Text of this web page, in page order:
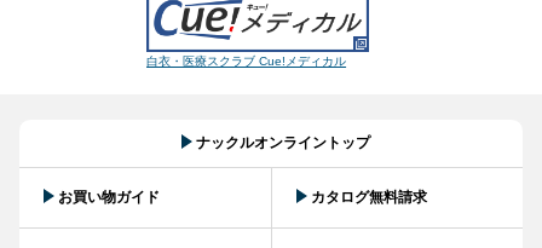
白衣・医療スクラブ Cue!メディカル
ナックルオンライントップ
お買い物ガイド カタログ無料請求